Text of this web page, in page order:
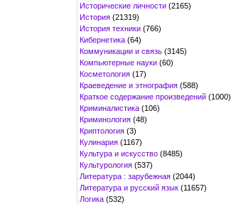
Исторические личности (2165)
История (21319)
История техники (766)
Кибернетика (64)
Коммуникации и связь (3145)
Компьютерные науки (60)
Косметология (17)
Краеведение и этнография (588)
Краткое содержание произведений (1000)
Криминалистика (106)
Криминология (48)
Криптология (3)
Кулинария (1167)
Культура и искусство (8485)
Культурология (537)
Литература : зарубежная (2044)
Литература и русский язык (11657)
Логика (532)